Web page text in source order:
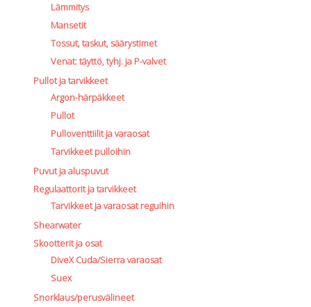
Lämmitys
Mansetit
Tossut, taskut, säärystimet
Venat: täyttö, tyhj. ja P-valvet
Pullot ja tarvikkeet
Argon-härpäkkeet
Pullot
Pulloventtiilit ja varaosat
Tarvikkeet pulloihin
Puvut ja aluspuvut
Regulaattorit ja tarvikkeet
Tarvikkeet ja varaosat reguihin
Shearwater
Skootterit ja osat
DiveX Cuda/Sierra varaosat
Suex
Snorklaus/perusvälineet